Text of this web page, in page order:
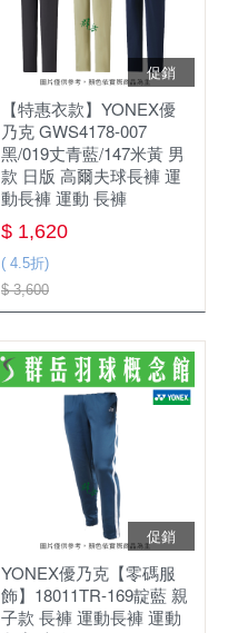
促銷
【特惠衣款】YONEX優
乃克 GWS4178-007
黑/019丈青藍/147米黃 男
款 日版 高爾夫球長褲 運
動長褲 運動 長褲
$ 1,620
( 4.5折)
$ 3,600
促銷
YONEX優乃克【零碼服
飾】18011TR-169靛藍 親
子款 長褲 運動長褲 運動